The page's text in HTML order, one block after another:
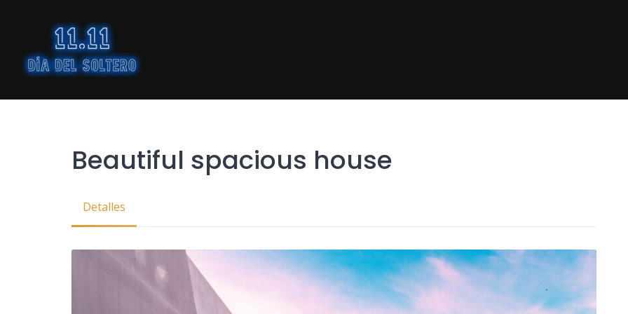
Beautiful spacious house
Detalles